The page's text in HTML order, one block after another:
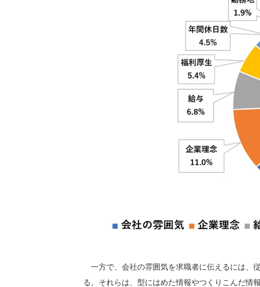
一方で、会社の雰囲気を求職者に伝えるには、
る。それらは、型にはめた情報やつくりこんだ情